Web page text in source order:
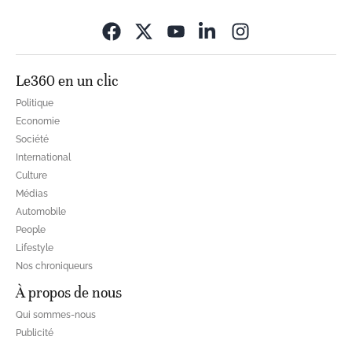
Le360 en un clic
Politique
Economie
Société
International
Culture
Médias
Automobile
People
Lifestyle
Nos chroniqueurs
À propos de nous
Qui sommes-nous
Publicité